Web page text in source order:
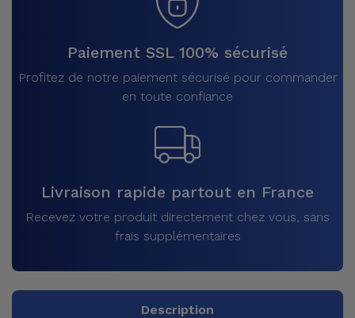
Paiement SSL 100% sécurisé
Profitez de notre paiement sécurisé pour commander
en toute confiance
Livraison rapide partout en France
Recevez votre produit directement chez vous, sans
frais supplémentaires
Description